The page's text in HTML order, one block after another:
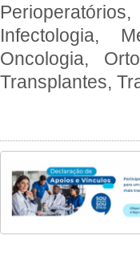
Infectologia,
Oncologia,
Transplantes,